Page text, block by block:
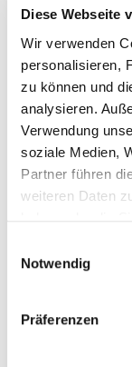
Diese Webseite
Wir verwenden
personalisieren,
zu können und
analysieren.
Verwendung
soziale Medien,
Partner führen
weiteren Daten
Cookies, wenn
Notwendig
Präferenzen
TEGERNSEE.
Zertifizierte
finden Sie